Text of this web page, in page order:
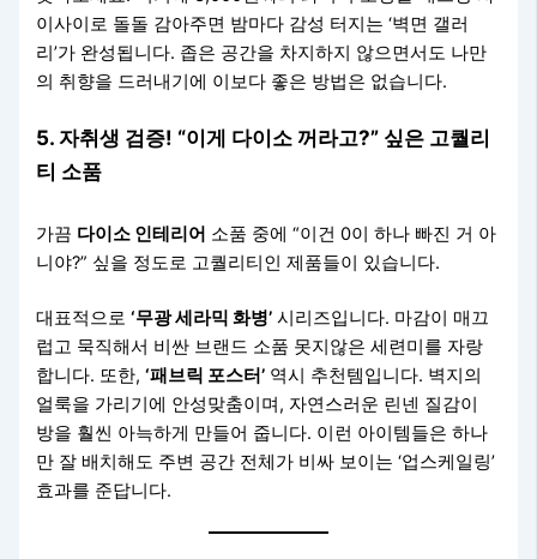
이사이로 돌돌 감아주면 밤마다 감성 터지는 ‘벽면 갤러
리’가 완성됩니다. 좁은 공간을 차지하지 않으면서도 나만
의 취향을 드러내기에 이보다 좋은 방법은 없습니다.
5. 자취생 검증! “이게 다이소 꺼라고?” 싶은 고퀄리
티 소품
가끔 다이소 인테리어 소품 중에 “이건 0이 하나 빠진 거 아
니야?” 싶을 정도로 고퀄리티인 제품들이 있습니다.
대표적으로‘무광 세라믹 화병’ 시리즈입니다. 마감이 매끄
럽고 묵직해서 비싼 브랜드 소품 못지않은 세련미를 자랑
합니다. 또한,‘패브릭 포스터’ 역시 추천템입니다. 벽지의
얼룩을 가리기에 안성맞춤이며, 자연스러운 린넨 질감이
방을 훨씬 아늑하게 만들어 줍니다. 이런 아이템들은 하나
만 잘 배치해도 주변 공간 전체가 비싸 보이는 ‘업스케일링’
효과를 준답니다.